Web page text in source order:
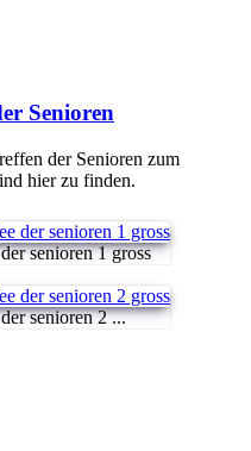
Senioren
der Senioren zum
hier zu finden.
senioren 1 gross
senioren 2 ...